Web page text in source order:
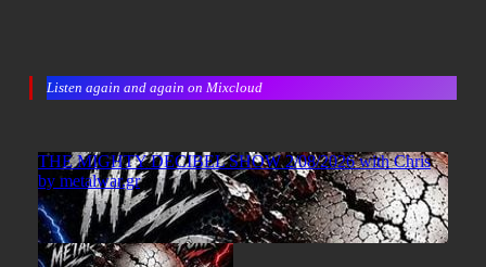
Listen again and again on Mixcloud